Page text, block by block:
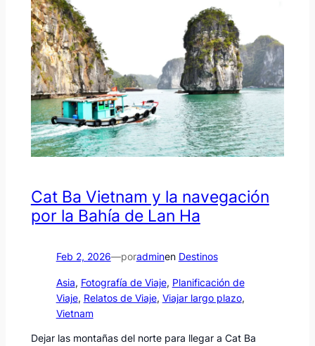
Cat Ba Vietnam y la navegación
por la Bahía de Lan Ha
Feb 2, 2026—poradminen Destinos
Asia, Fotografía de Viaje, Planificación de
Viaje, Relatos de Viaje, Viajar largo plazo
Vietnam
Dejar las montañas del norte para llegar a Cat Ba